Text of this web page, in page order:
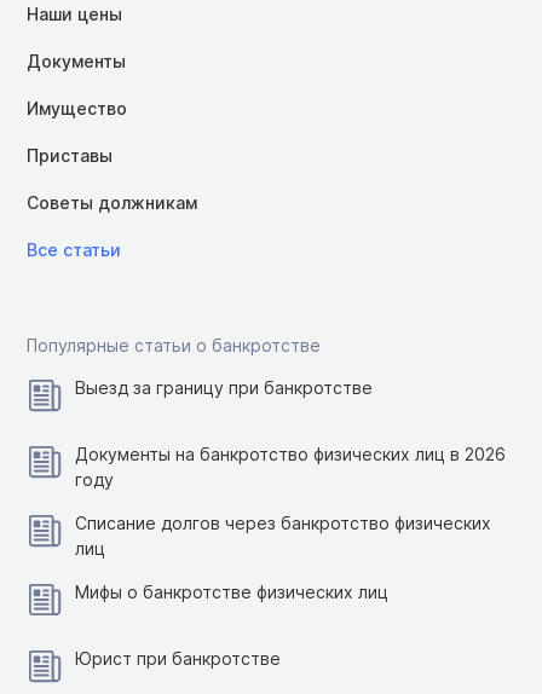
Наши цены
Документы
Имущество
Приставы
Советы должникам
Все статьи
Популярные статьи о банкротстве
Выезд за границу при банкротстве
Документы на банкротство физических лиц в 2026
году
Списание долгов через банкротство физических
лиц
Мифы о банкротстве физических лиц
Юрист при банкротстве